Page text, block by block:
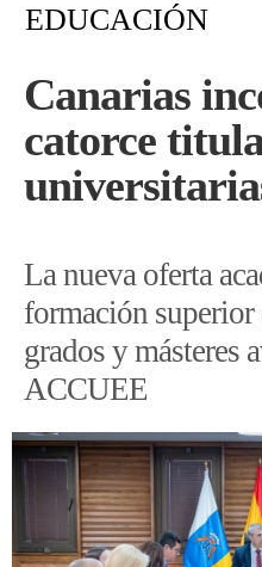
EDUCACIÓN
Canarias
catorce
La nueva oferta
formación superior
grados y másteres
ACCUEE